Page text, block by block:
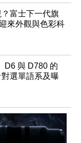
富士下一代旗
來外觀與色彩科
D6 與 D780 的
選單語系及曝